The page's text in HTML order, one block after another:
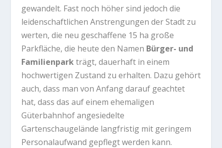
gewandelt. Fast noch höher sind jedoch die
leidenschaftlichen Anstrengungen der Stadt zu
werten, die neu geschaffene 15 ha große
Parkfläche, die heute den Namen Bürger- und
Familienparkträgt, dauerhaft in einem
hochwertigen Zustand zu erhalten. Dazu gehört
auch, dass man von Anfang darauf geachtet
hat, dass das auf einem ehemaligen
Güterbahnhof angesiedelte
Gartenschaugelände langfristig mit geringem
Personalaufwand gepflegt werden kann.